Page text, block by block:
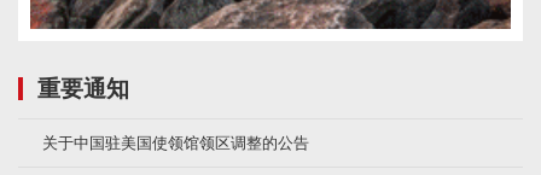
重要通知
关于中国驻美国使领馆领区调整的公告